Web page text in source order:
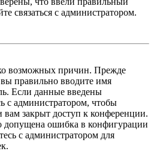
связаться с администратором.
возможных причин. Прежде
вы правильно вводите имя
Если данные введены
с администратором, чтобы
вам закрыт доступ к конференции.
допущена ошибка в конфигурации
с администратором для